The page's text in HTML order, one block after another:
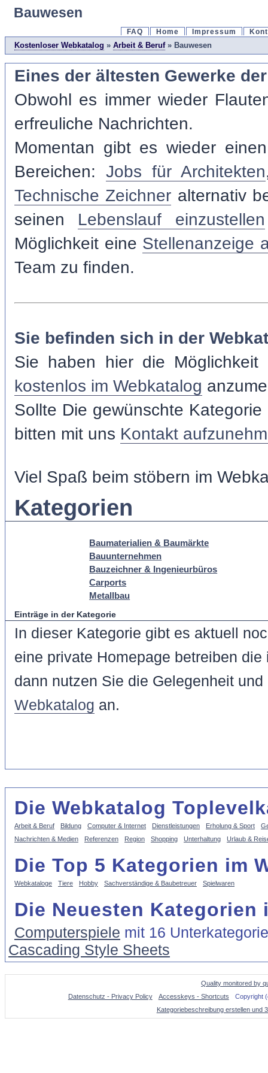
Bauwesen
FAQ Home Impressum
Kostenloser Webkatalog » Arbeit & Beruf» Bauwesen
Eines der ältesten Gewerke
Obwohl es immer wieder
erfreuliche Nachrichten.
Momentan gibt es wieder
Bereichen: Jobs für Architekten
Technische Zeichner alternativ
seinen Lebenslauf einzustellen
Möglichkeit eine Stellenanzeige
Team zu finden.
Sie befinden sich in der
Sie haben hier die Möglichkeit
kostenlos im Webkatalog
Sollte Die gewünschte
bitten mit uns Kontakt
Viel Spaß beim stöbern im
Kategorien
Baumaterialien & Baumärkte
Bauunternehmen
Bauzeichner & Ingenieurbüros
Carports
Metallbau
Einträge in der Kategorie
In dieser Kategorie gibt es aktuell
eine private Homepage betreiben
dann nutzen Sie die Gelegenheit
Webkatalog an.
Die Webkatalog
Arbeit & Beruf Bildung Computer & Internet Dienstleistungen Erholung & Sport
Nachrichten & Medien
Referenzen Region Shopping Unterhaltung Urlaub &
Die Top 5 Kategorien im
Webkataloge Tiere Hobby Sachverständige & Baubetreuer Spielwaren
Die Neuesten Kategorien
Computerspiele mit 16
Cascading Style Sheets
Quality monitored by
Datenschutz - Privacy Policy
Accesskeys - Shortcuts
Copyright
Kategoriebeschreibung erstellen und